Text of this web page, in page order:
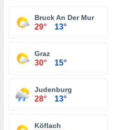
Bruck An Der Mur
29° 13°
Graz
30° 15°
Judenburg
28° 13°
Köflach